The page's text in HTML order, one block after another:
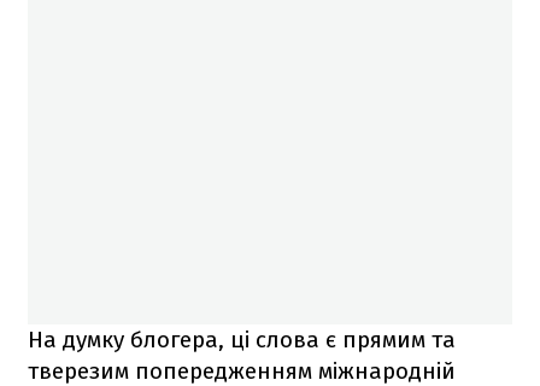
На думку блогера, ці слова є прямим та
тверезим попередженням міжнародній